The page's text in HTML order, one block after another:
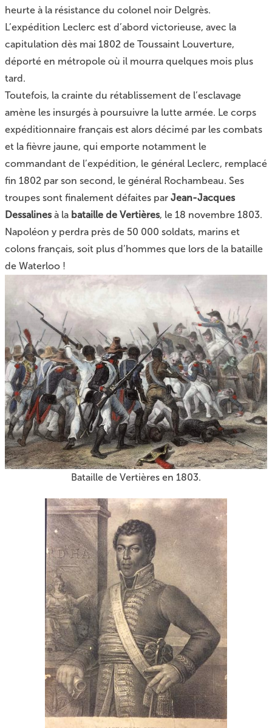
heurte à la résistance du colonel noir Delgrès.
L’expédition Leclerc est d’abord victorieuse, avec la
capitulation dès mai 1802 de Toussaint Louverture,
déporté en métropole où il mourra quelques mois plus
tard.
Toutefois, la crainte du rétablissement de l’esclavage
amène les insurgés à poursuivre la lutte armée. Le corps
expéditionnaire français est alors décimé par les combats
et la fièvre jaune, qui emporte notamment le
commandant de l’expédition, le général Leclerc, remplacé
fin 1802 par son second, le général Rochambeau. Ses
troupes sont finalement défaites par Jean-Jacques
Dessalinesà la bataille de Vertières, le 18 novembre 1803.
Napoléon y perdra près de 50 000 soldats, marins et
colons français, soit plus d’hommes que lors de la bataille
de Waterloo !
Bataille de Vertières en 1803.